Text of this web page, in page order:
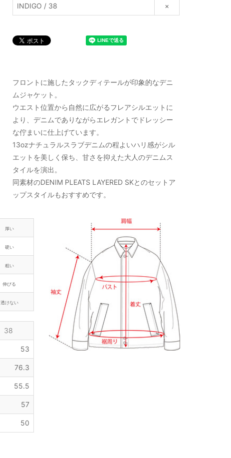
INDIGO / 38 ×
フロントに施したタックディテールが印象的なデニ
ムジャケット。
ウエスト位置から自然に広がるフレアシルエットに
より、デニムでありながらエレガントでドレッシー
な佇まいに仕上げています。
13ozナチュラルスラブデニムの程よいハリ感がシル
エットを美しく保ち、甘さを抑えた大人のデニムス
タイルを演出。
同素材のDENIM PLEATS LAYERED SKとのセットア
ップスタイルもおすすめです。
厚い
硬い
粗い
伸びる
透けない
38
53
76.3
55.5
57
50